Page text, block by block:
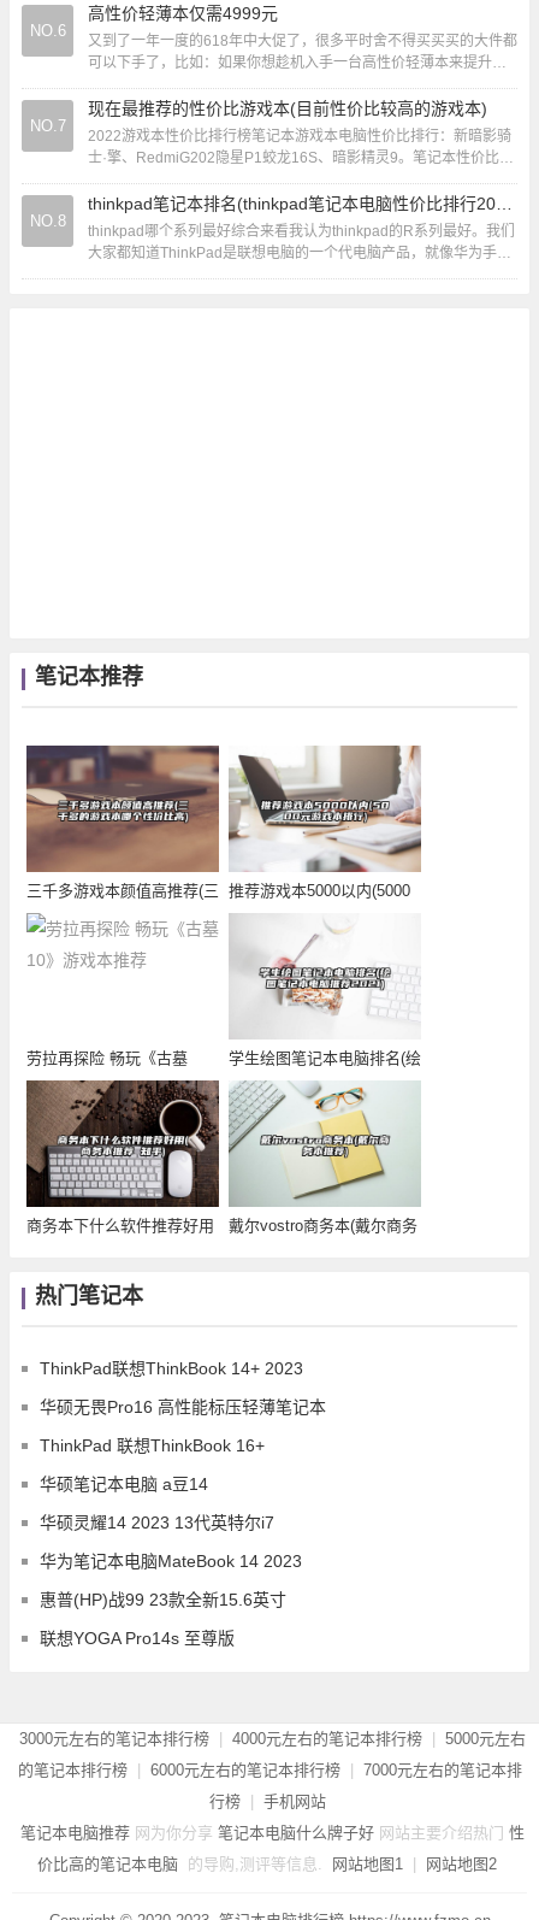
NO.6
高性价轻薄本仅需4999元
又到了一年一度的618年中大促了，很多平时舍不得买买买的大件都
可以下手了，比如：如果你想趁机入手一台高性价轻薄本来提升工
作效率或是丰富自己的休闲生活的话，那笔者...
NO.7
现在最推荐的性价比游戏本(目前性价比较高的游戏本)
2022游戏本性价比排行榜笔记本游戏本电脑性价比排行：新暗影骑
士·擎、RedmiG202隐星P1蛟龙16S、暗影精灵9。笔记本性价比
2022十大排名如下：NO1...
NO.8
thinkpad笔记本排名(thinkpad笔记本电脑性价比排行2020)
thinkpad哪个系列最好综合来看我认为thinkpad的R系列最好。我们
大家都知道ThinkPad是联想电脑的一个代电脑产品，就像华为手机
有mate系列和p...
笔记本推荐
三千多游戏本颜值高推荐(三
千多的游戏本哪
推荐游戏本5000以内(5000
元游戏本
劳拉再探险 畅玩《古墓
10》游戏本推荐
学生绘图笔记本电脑排名(绘
图笔记本电脑推
商务本下什么软件推荐好用
戴尔vostro商务本(戴尔商务
热门笔记本
ThinkPad联想ThinkBook 14+ 2023
华硕无畏Pro16 高性能标压轻薄笔记本
ThinkPad 联想ThinkBook 16+
华硕笔记本电脑 a豆14
华硕灵耀14 2023 13代英特尔i7
华为笔记本电脑MateBook 14 2023
惠普(HP)战99 23款全新15.6英寸
联想YOGA Pro14s 至尊版
3000元左右的笔记本排行榜 4000元左右的笔记本排行榜
5000元左右
的笔记本排行榜
6000元左右的笔记本排行榜
7000元左右的笔记本排
行榜
手机网站
笔记本电脑推荐 网为你分享 笔记本电脑什么牌子好 网站主要介绍热门 性
价比高的笔记本电脑 的导购,测评等信息. 网站地图1 网站地图2